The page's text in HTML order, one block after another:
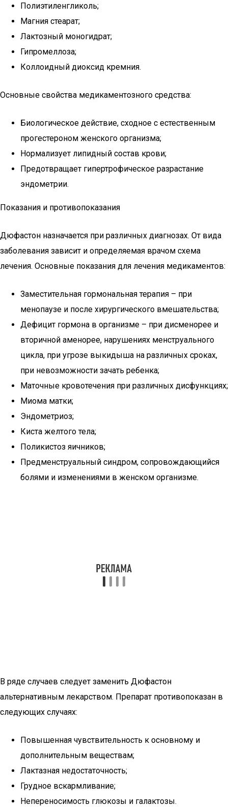
Полиэтиленгликоль;
Магния стеарат;
Лактозный моногидрат;
Гипромеллоза;
Коллоидный диоксид кремния.
Основные свойства медикаментозного средства:
Биологическое действие, сходное с естественным
прогестероном женского организма;
Нормализует липидный состав крови;
Предотвращает гипертрофическое разрастание
эндометрии.
Показания и противопоказания
Дюфастон назначается при различных диагнозах. От вида
заболевания зависит и определяемая врачом схема
лечения. Основные показания для лечения медикаментов:
Заместительная гормональная терапия – при
менопаузе и после хирургического вмешательства;
Дефицит гормона в организме – при дисменорее и
вторичной аменорее, нарушениях менструального
цикла, при угрозе выкидыша на различных сроках,
при невозможности зачать ребенка;
Маточные кровотечения при различных дисфункциях;
Миома матки;
Эндометриоз;
Киста желтого тела;
Поликистоз яичников;
Предменструальный синдром, сопровождающийся
болями и изменениями в женском организме.
В ряде случаев следует заменить Дюфастон
альтернативным лекарством. Препарат противопоказан в
следующих случаях:
Повышенная чувствительность к основному и
дополнительным веществам;
Лактазная недостаточность;
Грудное вскармливание;
Непереносимость глюкозы и галактозы.